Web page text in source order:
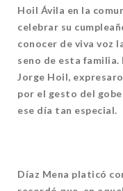
Hoil Ávila en la
celebrar su
conocer de viva voz
seno de esta familia.
Jorge Hoil,
por el gesto del
ese día tan especial.
Díaz Mena platicó